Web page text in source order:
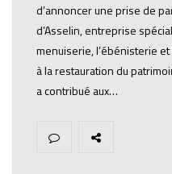
d’annoncer une prise de
d’Asselin, entreprise
menuiserie, l’ébénisterie
à la restauration du
a contribué aux…